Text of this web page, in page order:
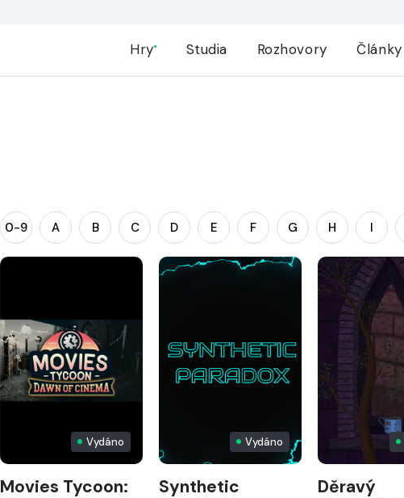
Hry Studia Rozhovory Články
0-9 A B C D E F G H I
Vydáno
Movies Tycoon:
Vydáno
Synthetic
Děravý